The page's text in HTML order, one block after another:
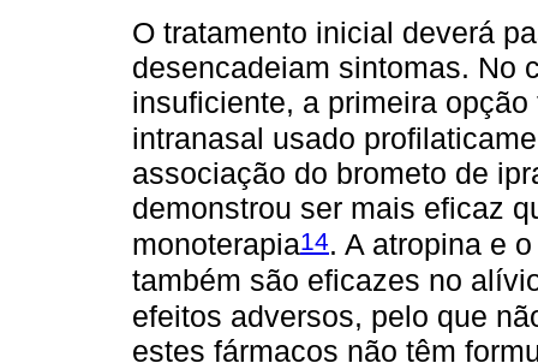
O tratamento inicial deverá
desencadeiam sintomas. No
insuficiente, a primeira
intranasal usado
associação do brometo de
demonstrou ser mais eficaz
monoterapia14. A atropina e
também são eficazes no
efeitos adversos, pelo que
estes fármacos não têm